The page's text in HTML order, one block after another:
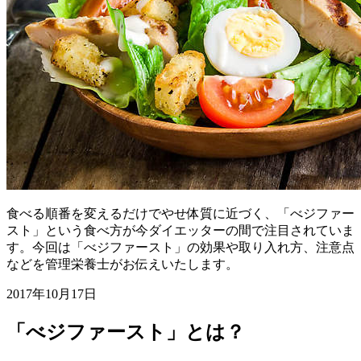
食べる順番を変えるだけでやせ体質に近づく、「べジファー
スト」という食べ方が今ダイエッターの間で注目されていま
す。今回は「べジファースト」の効果や取り入れ方、注意点
などを管理栄養士がお伝えいたします。
2017年10月17日
「べジファースト」とは？